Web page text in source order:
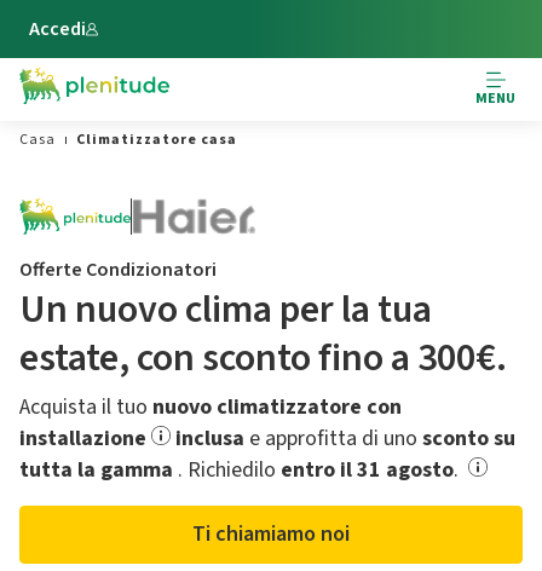
Vai al contenuto principale
Accedi
MENU
Casa
Climatizzatore casa
Offerte Condizionatori
Un nuovo clima per la tua
estate,​ con sconto fino a 300€.
Acquista il tuo nuovo climatizzatore con
installazione
inclusa e approfitta di uno sconto su
tutta la gamma .​ Richiedilo entro il 31 agosto.
Ti chiamiamo noi